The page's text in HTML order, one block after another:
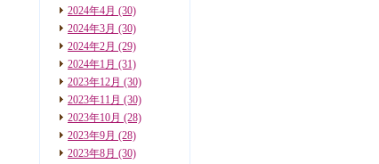
2024年4月 (30)
2024年3月 (30)
2024年2月 (29)
2024年1月 (31)
2023年12月 (30)
2023年11月 (30)
2023年10月 (28)
2023年9月 (28)
2023年8月 (30)